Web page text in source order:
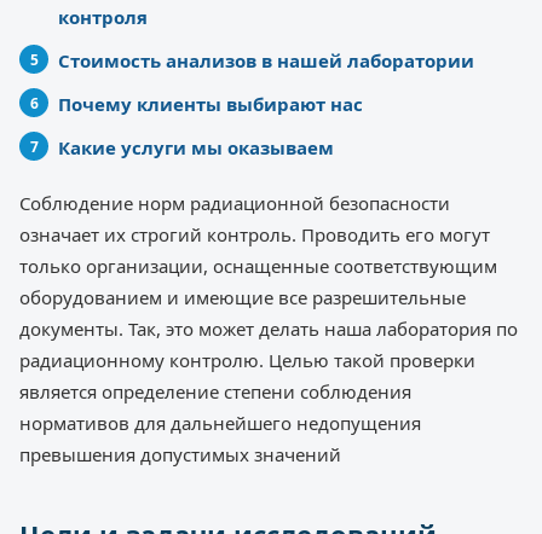
контроля
Стоимость анализов в нашей лаборатории
Почему клиенты выбирают нас
Какие услуги мы оказываем
Соблюдение норм радиационной безопасности
означает их строгий контроль. Проводить его могут
только организации, оснащенные соответствующим
оборудованием и имеющие все разрешительные
документы. Так, это может делать наша лаборатория по
радиационному контролю. Целью такой проверки
является определение степени соблюдения
нормативов для дальнейшего недопущения
превышения допустимых значений